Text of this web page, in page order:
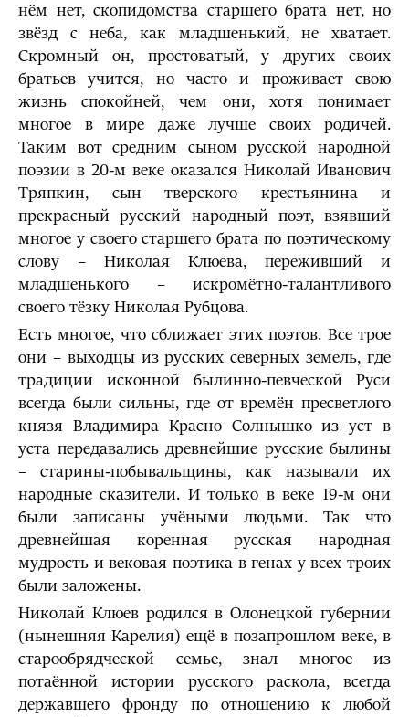
нём нет, скопидомства старшего брата нет, но
звёзд с неба, как младшенький, не хватает.
Скромный он, простоватый, у других своих
братьев учится, но часто и проживает свою
жизнь спокойней, чем они, хотя понимает
многое в мире даже лучше своих родичей.
Таким вот средним сыном русской народной
поэзии в 20-м веке оказался Николай Иванович
Тряпкин, сын тверского крестьянина и
прекрасный русский народный поэт, взявший
многое у своего старшего брата по поэтическому
слову – Николая Клюева, переживший и
младшенького – искромётно-талантливого
своего тёзку Николая Рубцова.
Есть многое, что сближает этих поэтов. Все трое
они – выходцы из русских северных земель, где
традиции исконной былинно-певческой Руси
всегда были сильны, где от времён пресветлого
князя Владимира Красно Солнышко из уст в
уста передавались древнейшие русские былины
– старины-побывальщины, как называли их
народные сказители. И только в веке 19-м они
были записаны учёными людьми. Так что
древнейшая коренная русская народная
мудрость и вековая поэтика в генах у всех троих
были заложены.
Николай Клюев родился в Олонецкой губернии
(нынешняя Карелия) ещё в позапрошлом веке, в
старообрядческой семье, знал многое из
потаённой истории русского раскола, всегда
державшего фронду по отношению к любой